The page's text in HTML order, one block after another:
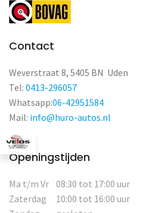
Contact
Weverstraat 8, 5405 BN Uden
Tel: 0413-296057
Whatsapp:06-42951584
Mail: info@huro-autos.nl
Openingstijden
Ma t/m Vr 08:30 tot 17:00 uur
Zaterdag
10:00 tot 16:00 uur